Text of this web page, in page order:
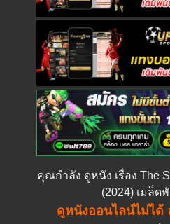
คุณกำลัง ดูหนัง เรื่อง The
(2024) เมล็ด
ดูหนังออนไลน์ไม่ได้